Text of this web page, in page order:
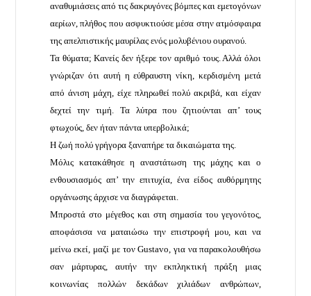
αναθυμιάσεις από τις δακρυγόνες βόμπες και εμετογόνων
αερίων, πλήθος που ασφυκτιούσε μέσα στην ατμόσφαιρα
της απελπιστικής μαυρίλας ενός μολυβένιου ουρανού.
Τα θύματα; Κανείς δεν ήξερε τον αριθμό τους. Αλλά όλοι
γνώριζαν ότι αυτή η εύθραυστη νίκη, κερδισμένη μετά
από άνιση μάχη, είχε πληρωθεί πολύ ακριβά, και είχαν
δεχτεί την τιμή. Τα λύτρα που ζητιούνται απ’ τους
φτωχούς, δεν ήταν πάντα υπερβολικά;
Η ζωή πολύ γρήγορα ξαναπήρε τα δικαιώματα της.
Μόλις κατακάθησε η αναστάτωση της μάχης και ο
ενθουσιασμός απ’ την επιτυχία, ένα είδος αυθόρμητης
οργάνωσης άρχισε να διαγράφεται.
Μπροστά στο μέγεθος και στη σημασία του γεγονότος,
αποφάσισα να ματαιώσω την επιστροφή μου, και να
μείνω εκεί, μαζί με τον Gustavo, για να παρακολουθήσω
σαν μάρτυρας, αυτήν την εκπληκτική πράξη μιας
κοινωνίας πολλών δεκάδων χιλιάδων ανθρώπων,